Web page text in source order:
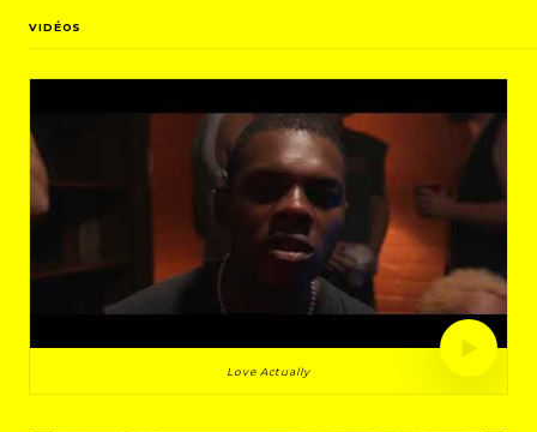
VIDÉOS
Love Actually